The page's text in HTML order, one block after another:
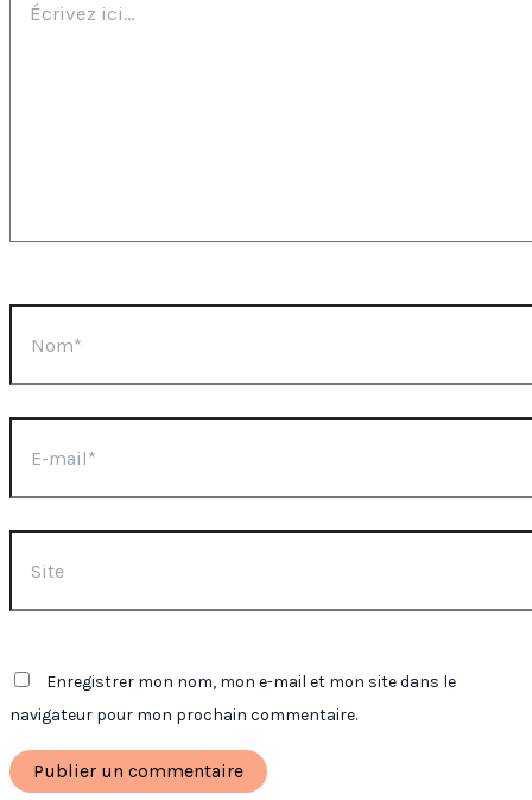
ici…
mail*
Enregistrer mon nom, mon e-mail et mon site dans le
navigateur pour mon prochain commentaire.